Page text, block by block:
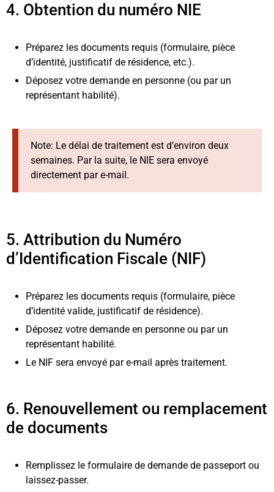
4. Obtention du numéro NIE
Préparez les documents requis (formulaire, pièce
d’identité, justificatif de résidence, etc.).
Déposez votre demande en personne (ou par un
représentant habilité).
Note: Le délai de traitement est d’environ deux
semaines. Par la suite, le NIE sera envoyé
directement par e-mail.
5. Attribution du Numéro
d’Identification Fiscale (NIF)
Préparez les documents requis (formulaire, pièce
d’identité valide, justificatif de résidence).
Déposez votre demande en personne ou par un
représentant habilité.
Le NIF sera envoyé par e-mail après traitement.
6. Renouvellement ou remplacement
de documents
Remplissez le formulaire de demande de passeport ou
laissez-passer.